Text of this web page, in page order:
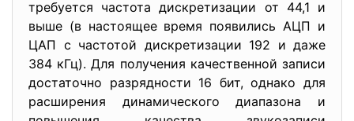
требуется частота дискретизации от 44,1 и
выше (в настоящее время появились АЦП и
ЦАП c частотой дискретизации 192 и даже
384 кГц). Для получения качественной записи
достаточно разрядности 16 бит, однако для
расширения динамического диапазона и